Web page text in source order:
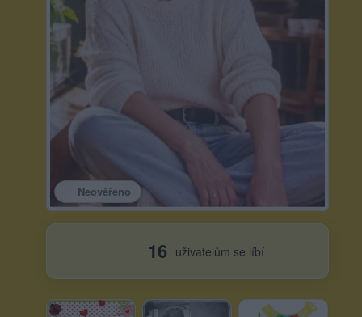
Neověřeno
16 uživatelům se líbí